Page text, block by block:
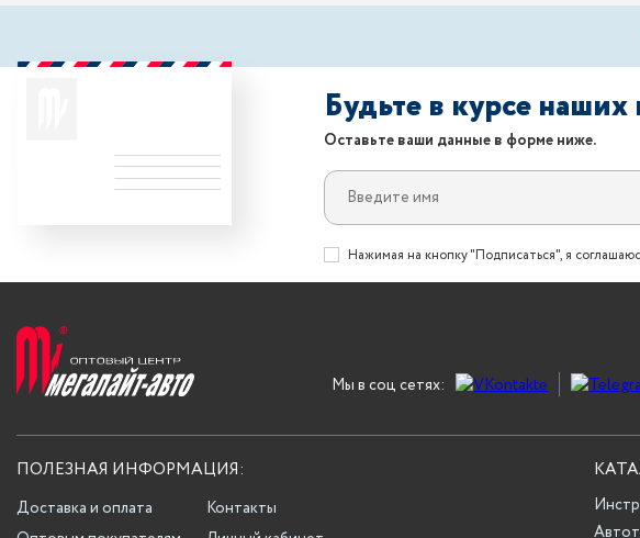
Будьте в курсе
Оставьте ваши данные в форме ниже.
Нажимая на кнопку "Подписаться", я
Мы в соц сетях:
ПОЛЕЗНАЯ ИНФОРМАЦИЯ:
Доставка и оплата
Контакты